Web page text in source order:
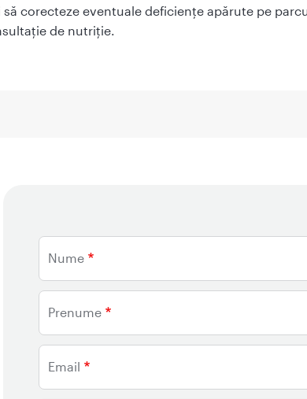
corecteze eventuale deficiențe apărute pe
de nutriţie.
Nume
Prenume
Email